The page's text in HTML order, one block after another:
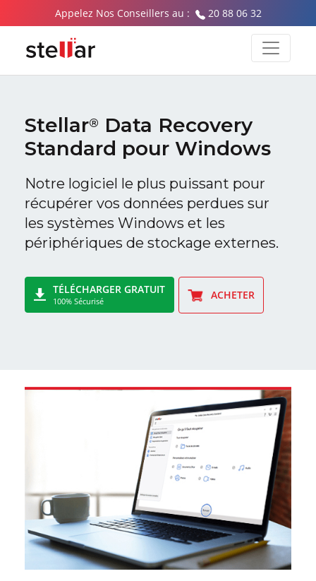
Appelez Nos Conseillers au : 20 88 06 32
Stellar® Data Recovery
Standard pour Windows
Notre logiciel le plus puissant pour
récupérer vos données perdues sur
les systèmes Windows et les
périphériques de stockage externes.
TÉLÉCHARGER GRATUIT
100% Sécurisé
ACHETER